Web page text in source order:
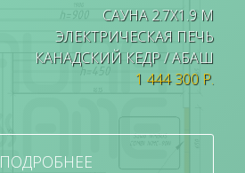
САУНА 2.7Х1.9 М
ЭЛЕКТРИЧЕСКАЯ ПЕЧЬ
КАНАДСКИЙ КЕДР / АБАШ
1 444 300 Р.
ПОДРОБНЕЕ